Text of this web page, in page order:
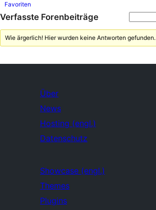
Favoriten
Verfasste Forenbeiträge
Wie ärgerlich! Hier wurden keine Antworten gefunden.
Über
News
Hosting (engl.)
Datenschutz
Showcase (engl.)
Themes
Plugins